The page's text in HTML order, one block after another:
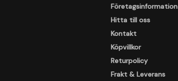
Företagsinformation
Hitta till oss
Kontakt
Köpvillkor
Returpolicy
Frakt & Leverans